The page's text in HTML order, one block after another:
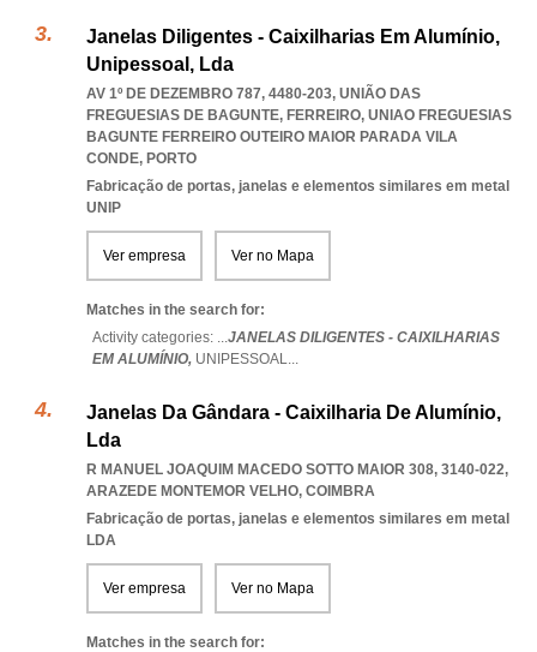
Janelas Diligentes - Caixilharias Em Alumínio,
Unipessoal, Lda
AV 1º DE DEZEMBRO 787, 4480-203, UNIÃO DAS
FREGUESIAS DE BAGUNTE, FERREIRO, UNIAO FREGUESIAS
BAGUNTE FERREIRO OUTEIRO MAIOR PARADA VILA
CONDE, PORTO
Fabricação de portas, janelas e elementos similares em metal
UNIP
Ver empresa Ver no Mapa
Matches in the search for:
Activity categories: ...JANELAS DILIGENTES - CAIXILHARIAS
EM ALUMÍNIO, UNIPESSOAL...
Janelas Da Gândara - Caixilharia De Alumínio,
Lda
R MANUEL JOAQUIM MACEDO SOTTO MAIOR 308, 3140-022,
ARAZEDE MONTEMOR VELHO, COIMBRA
Fabricação de portas, janelas e elementos similares em metal
LDA
Ver empresa Ver no Mapa
Matches in the search for: